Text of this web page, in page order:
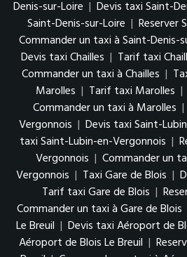
Denis-sur-Loire | Devis taxi Saint-
Saint-Denis-sur-Loire | Reserver
Commander un taxi à Saint-Denis-
Devis taxi Chailles | Tarif taxi
Commander un taxi à Chailles |
Marolles | Tarif taxi Marolles |
Commander un taxi à Marolles |
Vergonnois | Devis taxi Saint-
taxi Saint-Lubin-en-Vergonnois |
Vergonnois | Commander un
Vergonnois | Taxi Gare de Blois |
Tarif taxi Gare de Blois |
Commander un taxi à Gare de Blois
Le Breuil | Devis taxi Aéroport de
Aéroport de Blois Le Breuil |